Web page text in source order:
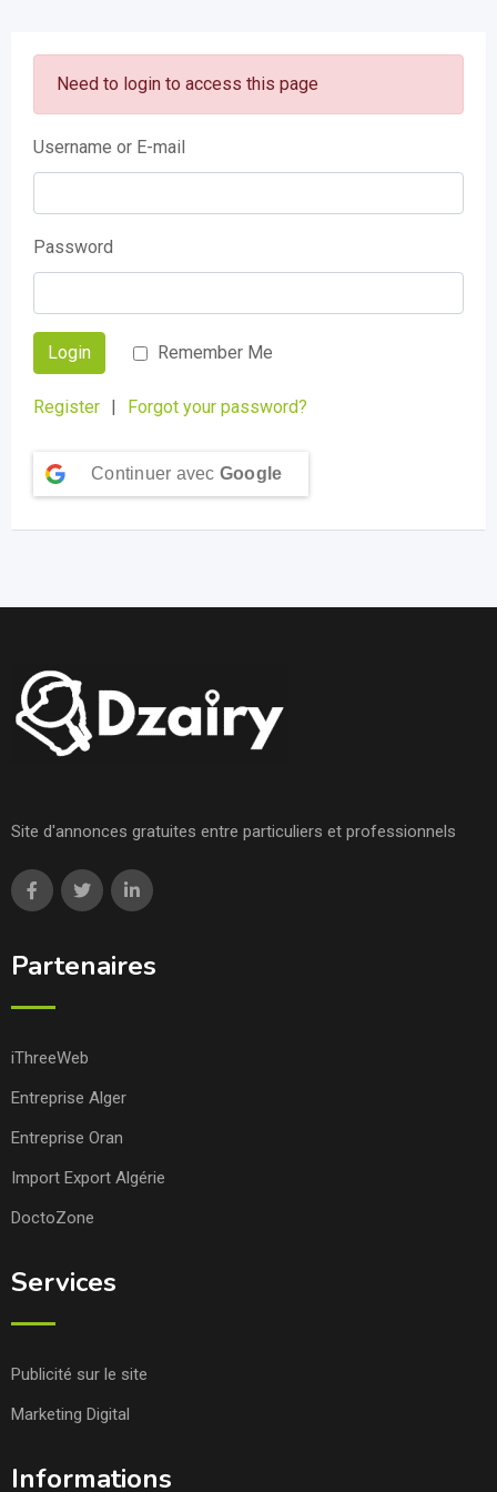
Need to login to access this page
Username or E-mail
Password
Login Remember Me
Register | Forgot your password?
Continuer avec Google
Site d'annonces gratuites entre particuliers et professionnels
Partenaires
iThreeWeb
Entreprise Alger
Entreprise Oran
Import Export Algérie
DoctoZone
Services
Publicité sur le site
Marketing Digital
Informations